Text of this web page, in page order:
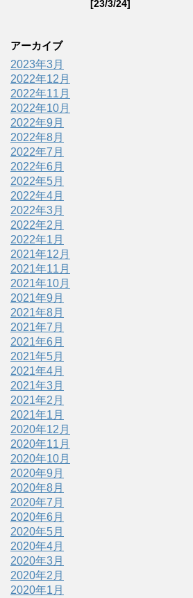
[23/3/24]
アーカイブ
2023年3月
2022年12月
2022年11月
2022年10月
2022年9月
2022年8月
2022年7月
2022年6月
2022年5月
2022年4月
2022年3月
2022年2月
2022年1月
2021年12月
2021年11月
2021年10月
2021年9月
2021年8月
2021年7月
2021年6月
2021年5月
2021年4月
2021年3月
2021年2月
2021年1月
2020年12月
2020年11月
2020年10月
2020年9月
2020年8月
2020年7月
2020年6月
2020年5月
2020年4月
2020年3月
2020年2月
2020年1月